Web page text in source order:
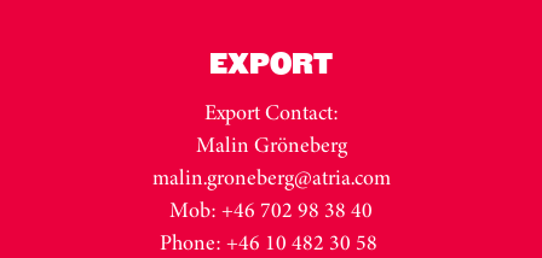
EXPORT
Export Contact:
Malin Gröneberg
malin.groneberg@atria.com
Mob: +46 702 98 38 40
Phone: +46 10 482 30 58